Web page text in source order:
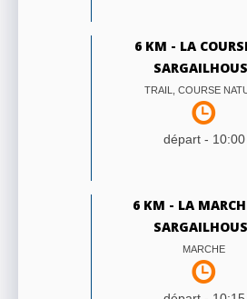
6 KM - LA
TRAIL, COURSE
départ - 10:00
6 KM - LA
MARCHE